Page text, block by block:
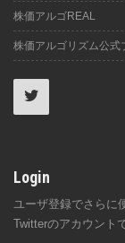
株価アルゴREAL
株価アルゴリズム公式
Login
ユーザ登録でさらに
Twitterのアカウント